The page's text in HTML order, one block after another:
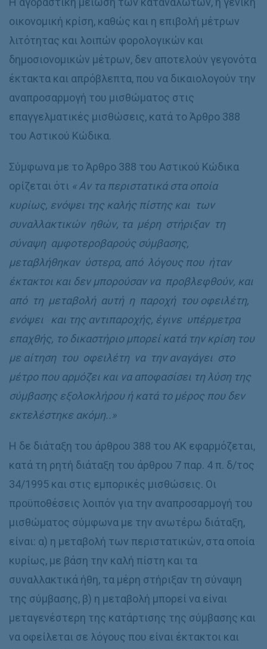
οικονομική κρίση, καθώς και η επιβολή μέτρων
λιτότητας και λοιπών φορολογικών και
δημοσιονομικών μέτρων, δεν αποτελούν γεγονότα
έκτακτα και απρόβλεπτα, που να δικαιολογούν την
αναπροσαρμογή του μισθώματος στις
επαγγελματικές μισθώσεις, κατά το Άρθρο 388
του Αστικού Κώδικα.
Σύμφωνα με το Άρθρο 388 του Αστικού Κώδικα
ορίζεται ότι « Αν τα περιστατικά στα οποία
κυρίως, ενόψει της καλής πίστης και των
συναλλακτικών ηθών, τα μέρη στήριξαν τη
σύναψη αμφοτεροβαρούς σύμβασης,
μεταβλήθηκαν ύστερα, από λόγους που ήταν
έκτακτοι και δεν μπορούσαν να προβλεφθούν, και
από τη μεταβολή αυτή η παροχή του οφειλέτη,
ενόψει και της αντιπαροχής, έγινε υπέρμετρα
επαχθής, το δικαστήριο μπορεί κατά την κρίση του
με αίτηση του οφειλέτη να την αναγάγει στο
μέτρο που αρμόζει και να αποφασίσει τη λύση της
σύμβασης εξολοκλήρου ή κατά το μέρος που δεν
εκτελέστηκε ακόμη..»
Η δε διάταξη του άρθρου 388 του ΑΚ εφαρμόζεται,
κατά τη ρητή διάταξη του άρθρου 7 παρ. 4 π. δ/τος
34/1995 και στις εμπορικές μισθώσεις. Οι
προϋποθέσεις λοιπόν για την αναπροσαρμογή του
μισθώματος σύμφωνα με την ανωτέρω διάταξη,
είναι: α) η μεταβολή των περιστατικών, στα οποία
κυρίως, με βάση την καλή πίστη και τα
συναλλακτικά ήθη, τα μέρη στήριξαν τη σύναψη
της σύμβασης, β) η μεταβολή μπορεί να είναι
μεταγενέστερη της κατάρτισης της σύμβασης και
να οφείλεται σε λόγους που είναι έκτακτοι και